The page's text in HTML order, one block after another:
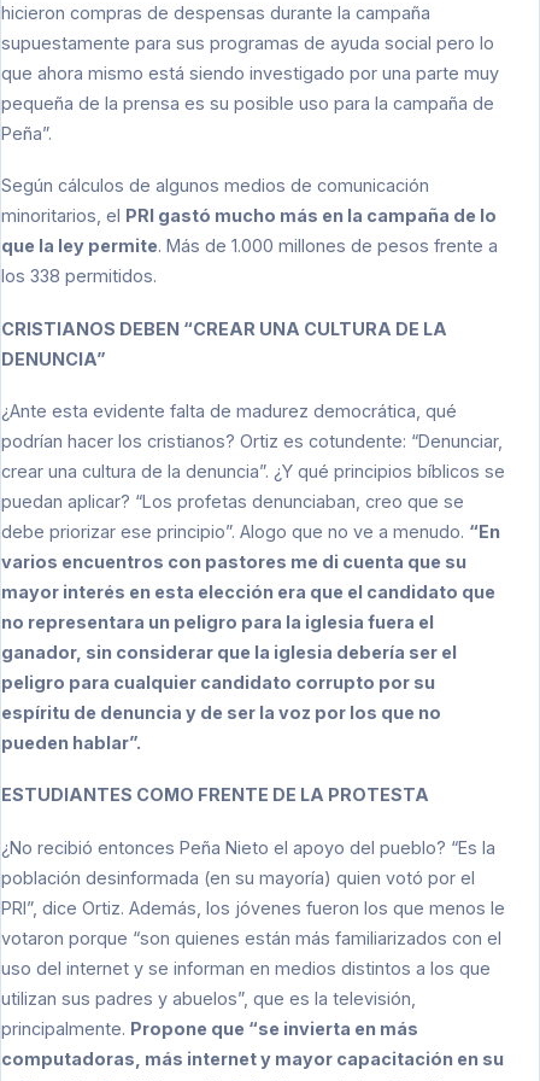
hicieron compras de despensas durante la campaña
supuestamente para sus programas de ayuda social pero lo
que ahora mismo está siendo investigado por una parte muy
pequeña de la prensa es su posible uso para la campaña de
Peña”.
Según cálculos de algunos medios de comunicación
minoritarios, el PRI gastó mucho más en la campaña de lo
que la ley permite. Más de 1.000 millones de pesos frente a
los 338 permitidos.
CRISTIANOS DEBEN “CREAR UNA CULTURA DE LA
DENUNCIA”
¿Ante esta evidente falta de madurez democrática, qué
podrían hacer los cristianos? Ortiz es cotundente: “Denunciar,
crear una cultura de la denuncia”. ¿Y qué principios bíblicos se
puedan aplicar? “Los profetas denunciaban, creo que se
debe priorizar ese principio”. Alogo que no ve a menudo. “En
varios encuentros con pastores me di cuenta que su
mayor interés en esta elección era que el candidato que
no representara un peligro para la iglesia fuera el
ganador, sin considerar que la iglesia debería ser el
peligro para cualquier candidato corrupto por su
espíritu de denuncia y de ser la voz por los que no
pueden hablar”.
ESTUDIANTES COMO FRENTE DE LA PROTESTA
¿No recibió entonces Peña Nieto el apoyo del pueblo? “Es la
población desinformada (en su mayoría) quien votó por el
PRI”, dice Ortiz. Además, los jóvenes fueron los que menos le
votaron porque “son quienes están más familiarizados con el
uso del internet y se informan en medios distintos a los que
utilizan sus padres y abuelos”, que es la televisión,
principalmente. Propone que “se invierta en más
computadoras, más internet y mayor capacitación en su